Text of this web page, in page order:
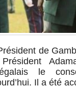
de
le
Il a été